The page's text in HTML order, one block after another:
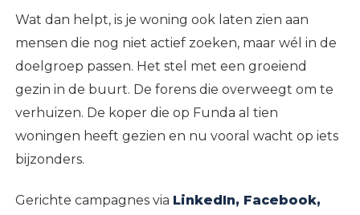
Wat dan helpt, is je woning ook laten zien aan
mensen die nog niet actief zoeken, maar wél in de
doelgroep passen. Het stel met een groeiend
gezin in de buurt. De forens die overweegt om te
verhuizen. De koper die op Funda al tien
woningen heeft gezien en nu vooral wacht op iets
bijzonders.
Gerichte campagnes via LinkedIn, Facebook,